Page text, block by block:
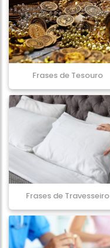
Frases de Tesouro
Frases de Travesseiro